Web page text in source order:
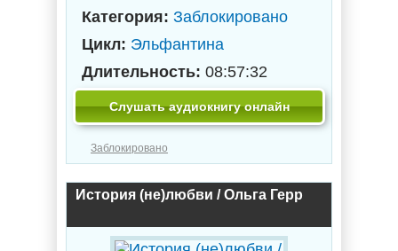
Категория: Заблокировано
Цикл: Эльфантина
Длительность: 08:57:32
Слушать аудиокнигу онлайн
Заблокировано
История (не)любви / Ольга Герр